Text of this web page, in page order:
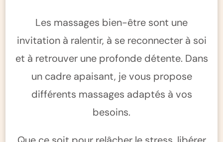
Les massages bien-être sont une
invitation à ralentir, à se reconnecter à soi
et à retrouver une profonde détente. Dans
un cadre apaisant, je vous propose
différents massages adaptés à vos
besoins.